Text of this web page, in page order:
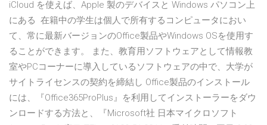
iCloud を使えば、Apple 製のデバイスと Windows パソコン上
にある 在籍中の学生は個人で所有するコンピュータにおい
て、常に最新バージョンのOffice製品やWindows OSを使用す
ることができます。 また、教育用ソフトウェアとして情報教
室やPCコーナーに導入しているソフトウェアの中で、大学が
サイトライセンスの契約を締結し Office製品のインストール
には、『Office365ProPlus』を利用してインストーラーをダウ
ンロードする方法と、『Microsoft社 日本マイクロソフト